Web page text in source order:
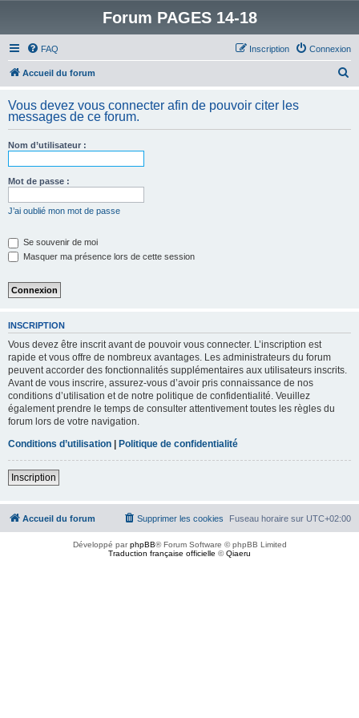
Forum PAGES 14-18
FAQ Connexion
Inscription
Accueil du forum
h
Vous devez vous connecter afin de pouvoir citer les
messages de ce forum.
Nom d’utilisateur :
Mot de passe :
J’ai oublié mon mot de passe
Se souvenir de moi
Masquer ma présence lors de cette session
INSCRIPTION
Vous devez être inscrit avant de pouvoir vous connecter. L’inscription est
rapide et vous offre de nombreux avantages. Les administrateurs du forum
peuvent accorder des fonctionnalités supplémentaires aux utilisateurs inscrits.
Avant de vous inscrire, assurez-vous d’avoir pris connaissance de nos
conditions d’utilisation et de notre politique de confidentialité. Veuillez
également prendre le temps de consulter attentivement toutes les règles du
forum lors de votre navigation.
Conditions d’utilisation | Politique de confidentialité
Inscription
Accueil du forum Fuseau horaire sur UTC+02:00
Supprimer les cookies
Développé parphpBB® Forum Software © phpBB Limited
Traduction française officielle ©Qiaeru